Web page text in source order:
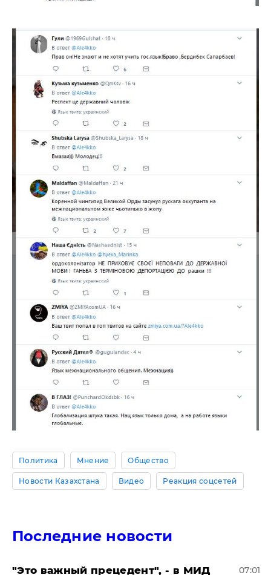
Политика Мнение Общество
Новости Казахстана Видео Реакция соцсетей
Последние новости
"Это важный прецедент", - в МИД
07:01